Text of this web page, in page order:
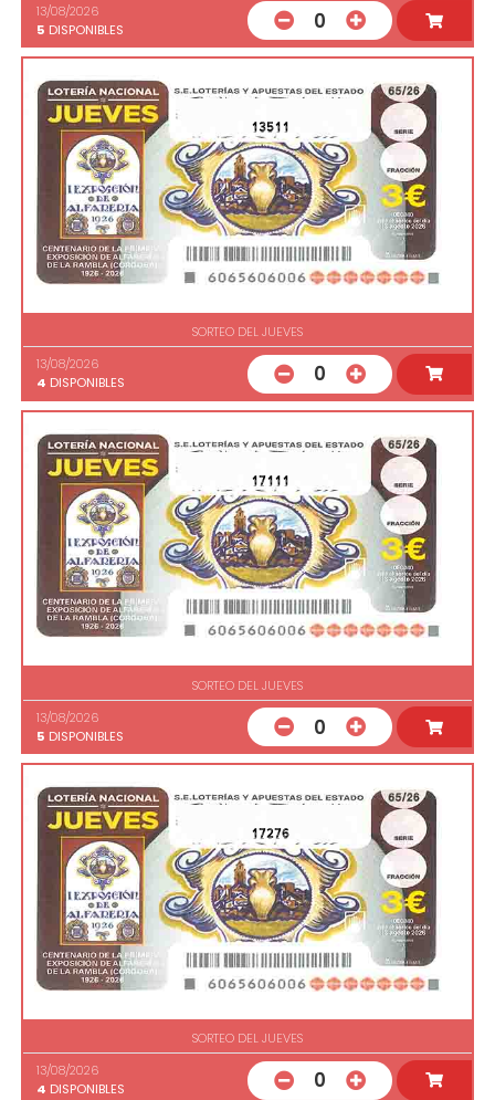
13/08/2026
5 DISPONIBLES 0
13511
SORTEO DEL JUEVES
13/08/2026
4 DISPONIBLES 0
17111
SORTEO DEL JUEVES
13/08/2026
5 DISPONIBLES 0
17276
SORTEO DEL JUEVES
13/08/2026
4 DISPONIBLES 0